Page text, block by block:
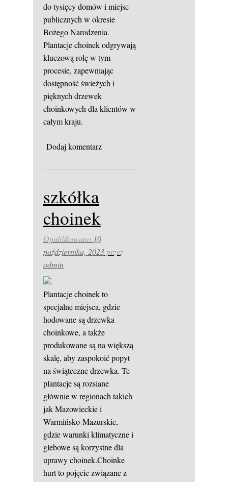
do tysięcy domów i miejsc
publicznych w okresie
Bożego Narodzenia.
Plantacje choinek odgrywają
kluczową rolę w tym
procesie, zapewniając
dostępność świeżych i
pięknych drzewek
choinkowych dla klientów w
całym kraju.
Dodaj komentarz
szkółka
choinek
Opublikowano 10
października, 2023przez
admin
Plantacje choinek to
specjalne miejsca, gdzie
hodowane są drzewka
choinkowe, a także
produkowane są na większą
skalę, aby zaspokoić popyt
na świąteczne drzewka. Te
plantacje są rozsiane
głównie w regionach takich
jak Mazowieckie i
Warmińsko-Mazurskie,
gdzie warunki klimatyczne i
glebowe są korzystne dla
uprawy choinek.Choinke
hurt to pojęcie związane z